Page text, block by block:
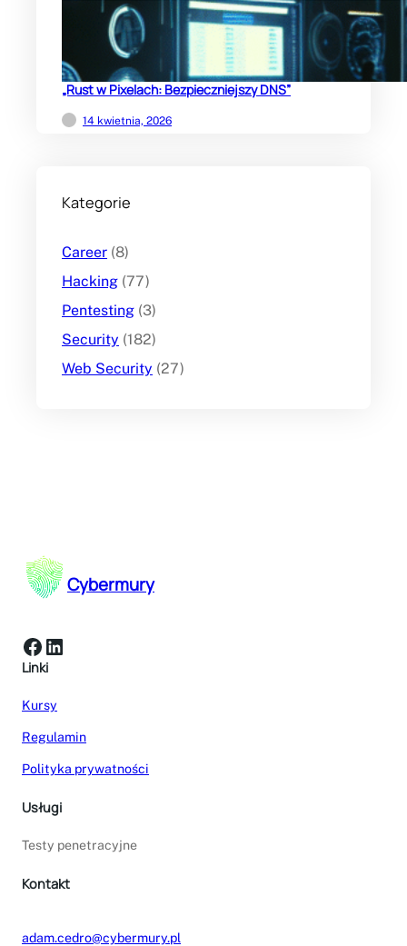
„Rust w Pixelach: Bezpieczniejszy DNS”
14 kwietnia, 2026
Kategorie
Career (8)
Hacking (77)
Pentesting (3)
Security (182)
Web Security (27)
Cybermury
Facebook LinkedIn
Linki
Kursy
Regulamin
Polityka prywatności
Usługi
Testy penetracyjne
Kontakt
adam.cedro@cybermury.pl